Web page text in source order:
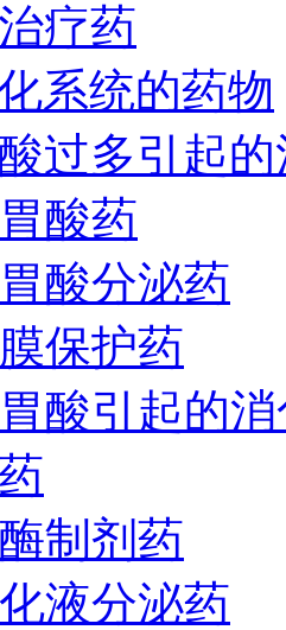
疗药
系统的药物
过多引起
酸药
酸分泌药
保护药
酸引起的
制剂药
液分泌药